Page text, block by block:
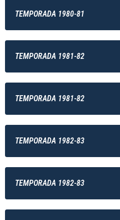
TEMPORADA 1980-81
TEMPORADA 1981-82
TEMPORADA 1981-82
TEMPORADA 1982-83
TEMPORADA 1982-83